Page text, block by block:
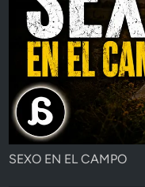
SEXO EN EL CAMPO